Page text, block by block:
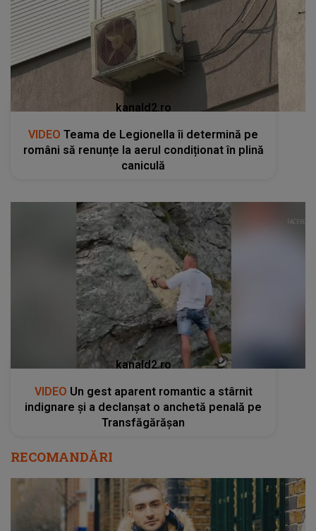
kanald2.ro
VIDEO Teama de Legionella îi determină pe
români să renunțe la aerul condiționat în plină
caniculă
kanald2.ro
VIDEO Un gest aparent romantic a stârnit
indignare și a declanșat o anchetă penală pe
Transfăgărășan
RECOMANDĂRI